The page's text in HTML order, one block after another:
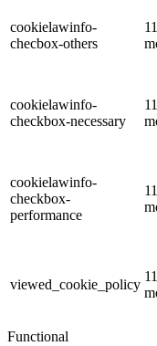
cookielawinfo-
checbox-others
11
cookielawinfo-
checkbox-necessary
11
cookielawinfo-
checkbox-
performance
11
viewed_cookie_policy
11
Functional